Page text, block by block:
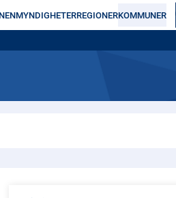
MYNDIGHETERREGIONERKOMMUNER